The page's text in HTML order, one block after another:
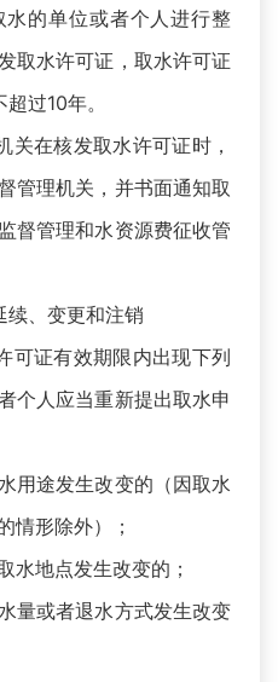
的单位或者个人进行整
取水许可证，取水许可证
过10年。
在核发取水许可证时，
管理机关，并书面通知取
督管理和水资源费征收管
、变更和注销
证有效期限内出现下列
个人应当重新提出取水申
途发生改变的（因取水
情形除外）；
地点发生改变的；
或者退水方式发生改变